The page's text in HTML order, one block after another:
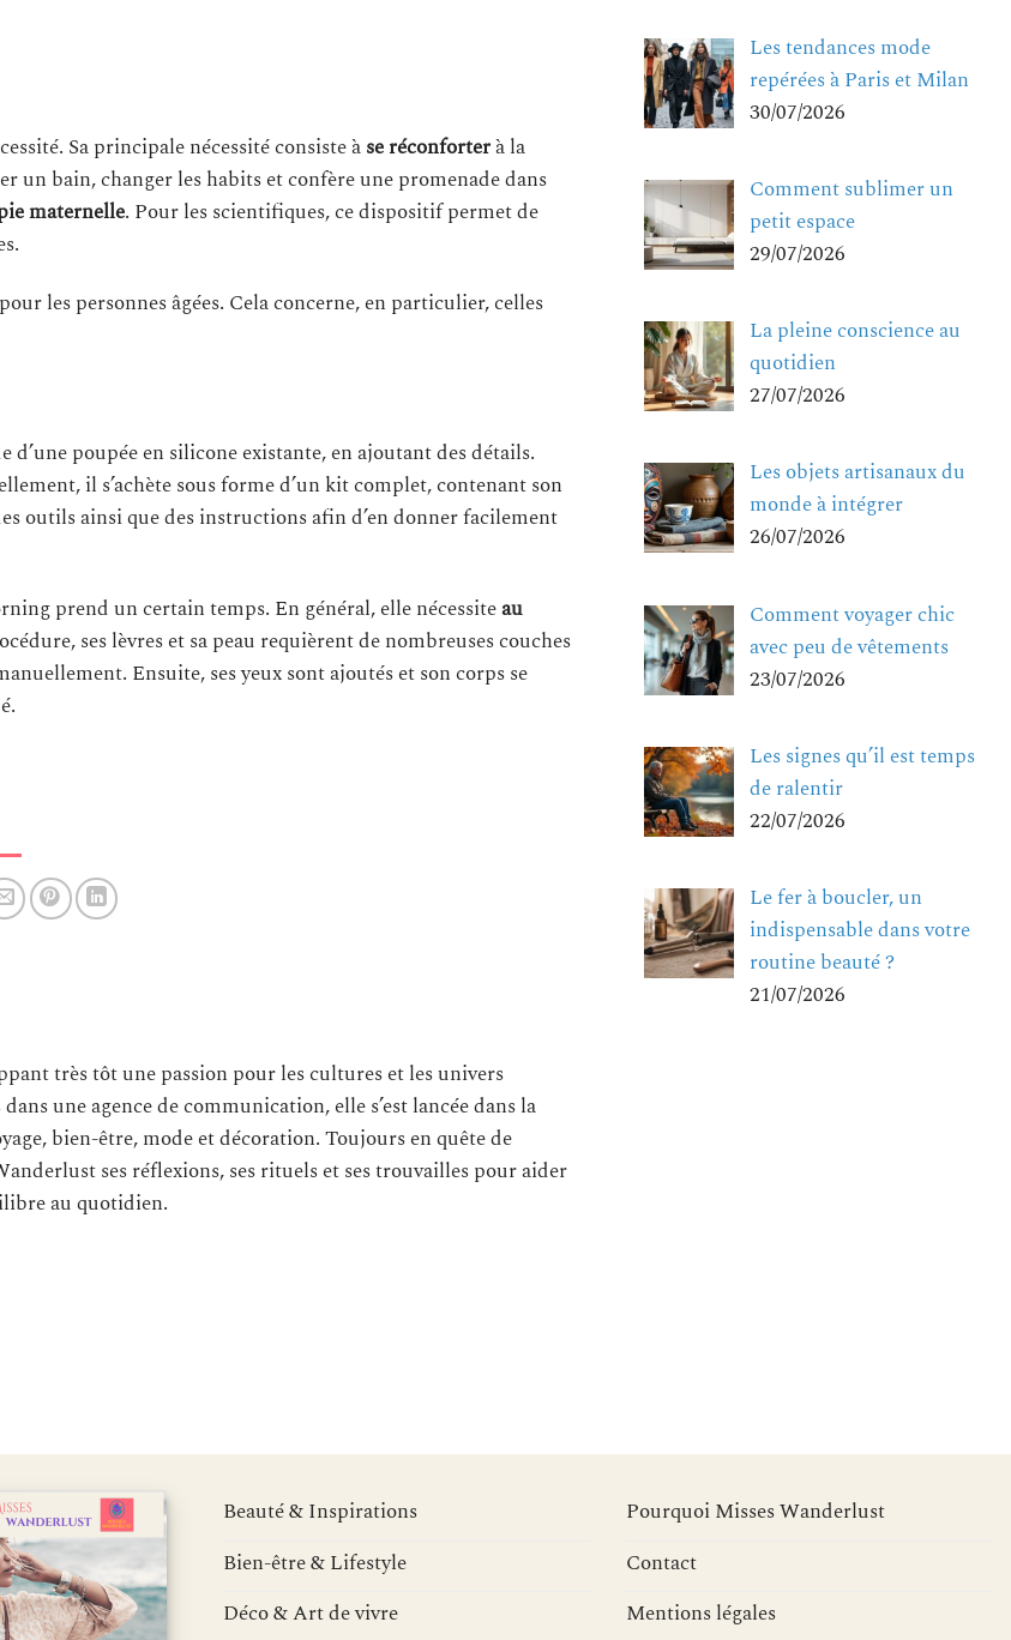
Sa principale nécessité consiste àse réconforterà la
un bain, changer les habits et confère une promenade dans
maternelle. Pour les scientifiques, ce dispositif permet de
les personnes âgées. Cela concerne, en particulier, celles
poupée en silicone existante, en ajoutant des détails.
il s’achète sous forme d’un kit complet, contenant son
outils ainsi que des instructions afin d’en donner facilement
prend un certain temps. En général, elle nécessiteau
ses lèvres et sa peau requièrent de nombreuses couches
Ensuite, ses yeux sont ajoutés et son corps se
très tôt une passion pour les cultures et les univers
une agence de communication, elle s’est lancée dans la
bien-être, mode et décoration. Toujours en quête de
ses réflexions, ses rituels et ses trouvailles pour aider
au quotidien.
Les tendances mode
repérées à Paris et Milan
30/07/2026
Comment sublimer un
petit espace
29/07/2026
La pleine conscience au
quotidien
27/07/2026
Les objets artisanaux du
monde à intégrer
26/07/2026
Comment voyager chic
avec peu de vêtements
23/07/2026
Les signes qu’il est temps
de ralentir
22/07/2026
Le fer à boucler, un
indispensable dans votre
routine beauté ?
21/07/2026
Beauté & Inspirations
Bien-être & Lifestyle
Déco & Art de vivre
Pourquoi Misses Wanderlust
Contact
Mentions légales